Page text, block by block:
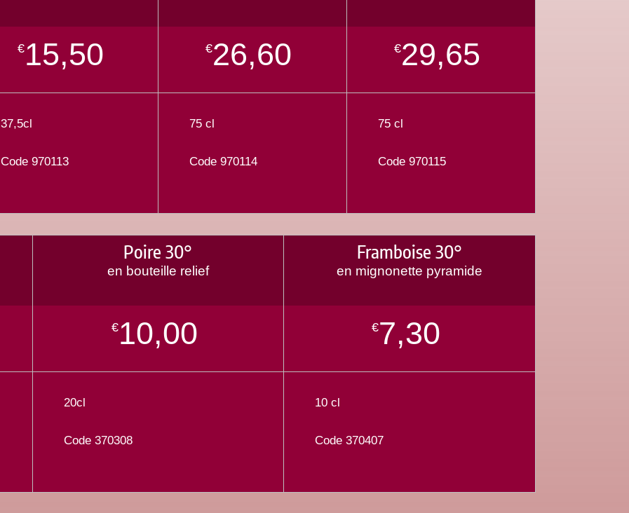
€15,50
37,5cl
Code 970113
€26,60
75 cl
Code 970114
€29,65
75 cl
Code 970115
Poire 30°
en bouteille relief
€10,00
20cl
Code 370308
Framboise 30°
en mignonette pyramide
€7,30
10 cl
Code 370407